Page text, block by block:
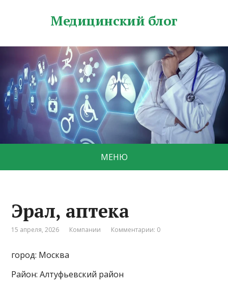
Медицинский блог
МЕНЮ
Эрал, аптека
15 апреля, 2026 Компании Комментарии: 0
город: Москва
Район: Алтуфьевский район